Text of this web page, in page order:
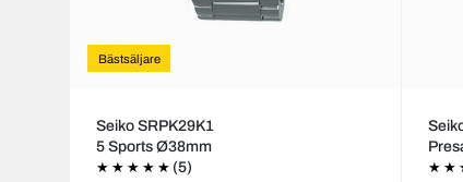
Bästsäljare
Seiko SRPK29K1
5 Sports Ø38mm
(5)